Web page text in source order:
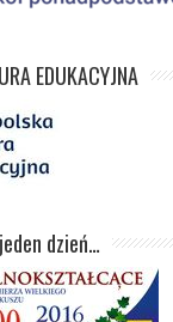
EDUKACYJNA
dzień…